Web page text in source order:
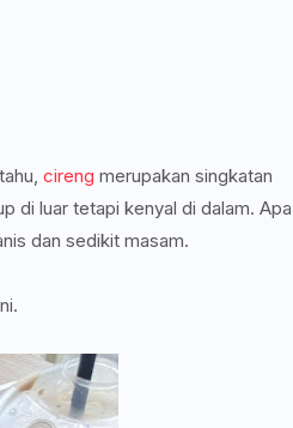
cireng merupakan singkatan
di luar tetapi kenyal di dalam. Apa
dan sedikit masam.